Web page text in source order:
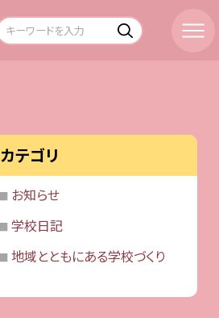
カテゴリ
お知らせ
学校日記
地域とともにある学校づくり